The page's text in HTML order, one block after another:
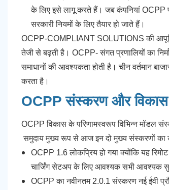
के लिए इसे लागू करते हैं। जब कंपनियां OCPP
सरकारी नियमों के लिए तैयार हो जाते हैं।
OCPP-COMPLIANT SOLUTIONS की
तेजी से बढ़ती है। OCPP- संगत प्रणालियों का
समाधानों की आवश्यकता होती है। चीन वर्तमान
करता है।
OCPP संस्करण और विकास
OCPP विकास के परिणामस्वरूप विभिन्न मॉडल
समुदाय मुख्य रूप से आज इन दो मुख्य संस्करणों का
OCPP 1.6 लोकप्रिय हो गया क्योंकि यह
चार्जिंग सेटअप के लिए आवश्यक सभी आवश्यक
OCPP का नवीनतम 2.0.1 संस्करण नई ईवी